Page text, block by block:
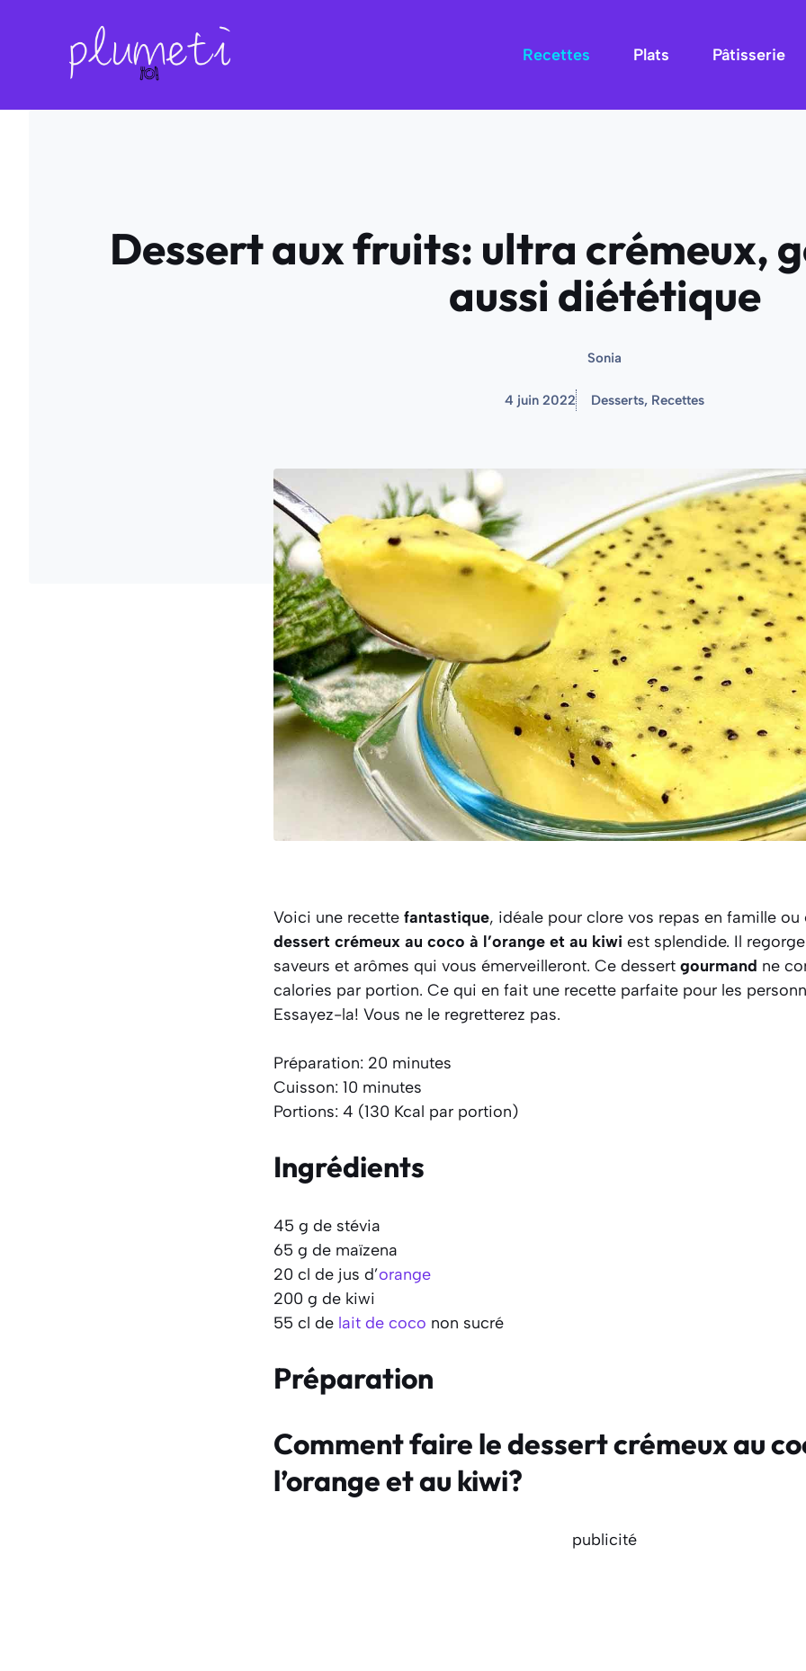
Recettes Plats Pâtisserie
Dessert aux fruits: ultra crémeux,
aussi diététique
Sonia
4 juin 2022 Desserts, Recettes
Voici une recette fantastique, idéale pour clore vos repas en famille ou
dessert crémeux au coco à l’orange et au kiwi est splendide. Il
saveurs et arômes qui vous émerveilleront. Ce dessert gourmand ne
calories par portion. Ce qui en fait une recette parfaite pour les
Essayez-la! Vous ne le regretterez pas.
Préparation: 20 minutes
Cuisson: 10 minutes
Portions: 4 (130 Kcal par portion)
Ingrédients
45 g de stévia
65 g de maïzena
20 cl de jus d’orange
200 g de kiwi
55 cl de lait de coco non sucré
Préparation
Comment faire le dessert crémeux au
l’orange et au kiwi?
publicité